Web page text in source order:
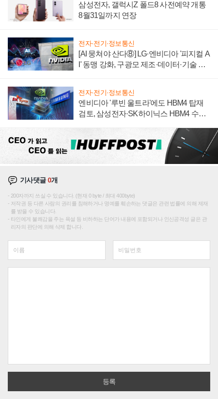
삼성전자, 갤럭시Z 폴드8 사전예약 개통
8월31일까지 연장
전자·전기·정보통신
[AI 뭉쳐야 산다⑧] LG·엔비디아 '피지컬 A
I' 동맹 강화, 구광모 제조·데이터·기술 결
전자·전기·정보통신
엔비디아 '루빈 울트라'에도 HBM4 탑재
검토, 삼성전자·SK하이닉스 HBM4 수율
기사댓글0개
200자까지 쓰실 수 있습니다. (현재 0 byte / 최대 400byte)
저작권 등 다른 사람의 권리를 침해하거나 명예를 훼손하는 댓글은 관련 법률에 의해 제재
를 받을 수 있습니다.
타인에게 불쾌감을 주는 욕설 등 비하하는 단어가 내용에 포함되거나 인신공격성 글은 관
리자의 판단에 의해 삭제 합니다.